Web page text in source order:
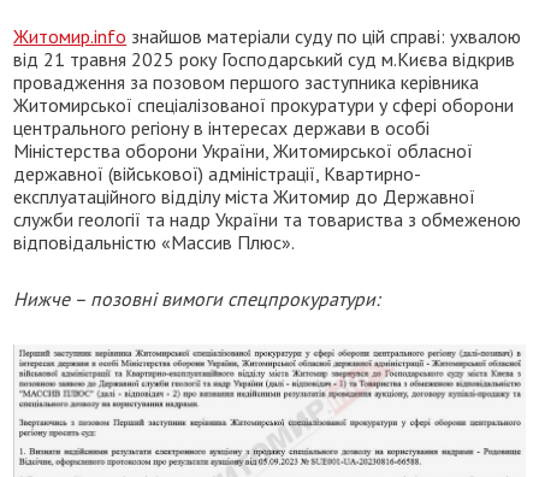
Житомир.info знайшов матеріали суду по цій справі: ухвалою
від 21 травня 2025 року Господарський суд м.Києва відкрив
провадження за позовом першого заступника керівника
Житомирської спеціалізованої прокуратури у сфері оборони
центрального регіону в інтересах держави в особі
Міністерства оборони України, Житомирської обласної
державної (військової) адміністрації, Квартирно-
експлуатаційного відділу міста Житомир до Державної
служби геології та надр України та товариства з обмеженою
відповідальністю «Массив Плюс».
Нижче – позовні вимоги спецпрокуратури: